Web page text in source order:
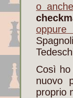
o anche
oppure
Così ho
nuovo
proprio